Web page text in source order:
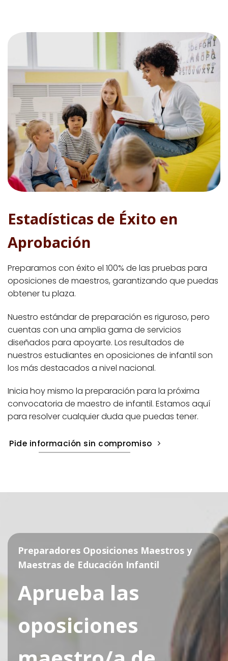
Estadísticas de Éxito en
Aprobación
Preparamos con éxito el 100% de las pruebas para
oposiciones de maestros, garantizando que puedas
obtener tu plaza.
Nuestro estándar de preparación es riguroso, pero
cuentas con una amplia gama de servicios
diseñados para apoyarte. Los resultados de
nuestros estudiantes en oposiciones de infantil son
los más destacados a nivel nacional.
Inicia hoy mismo la preparación para la próxima
convocatoria de maestro de infantil. Estamos aquí
para resolver cualquier duda que puedas tener.
Pide información sin compromiso
Preparadores Oposiciones Maestros y
Maestras de Educación Infantil
Aprueba las
oposiciones